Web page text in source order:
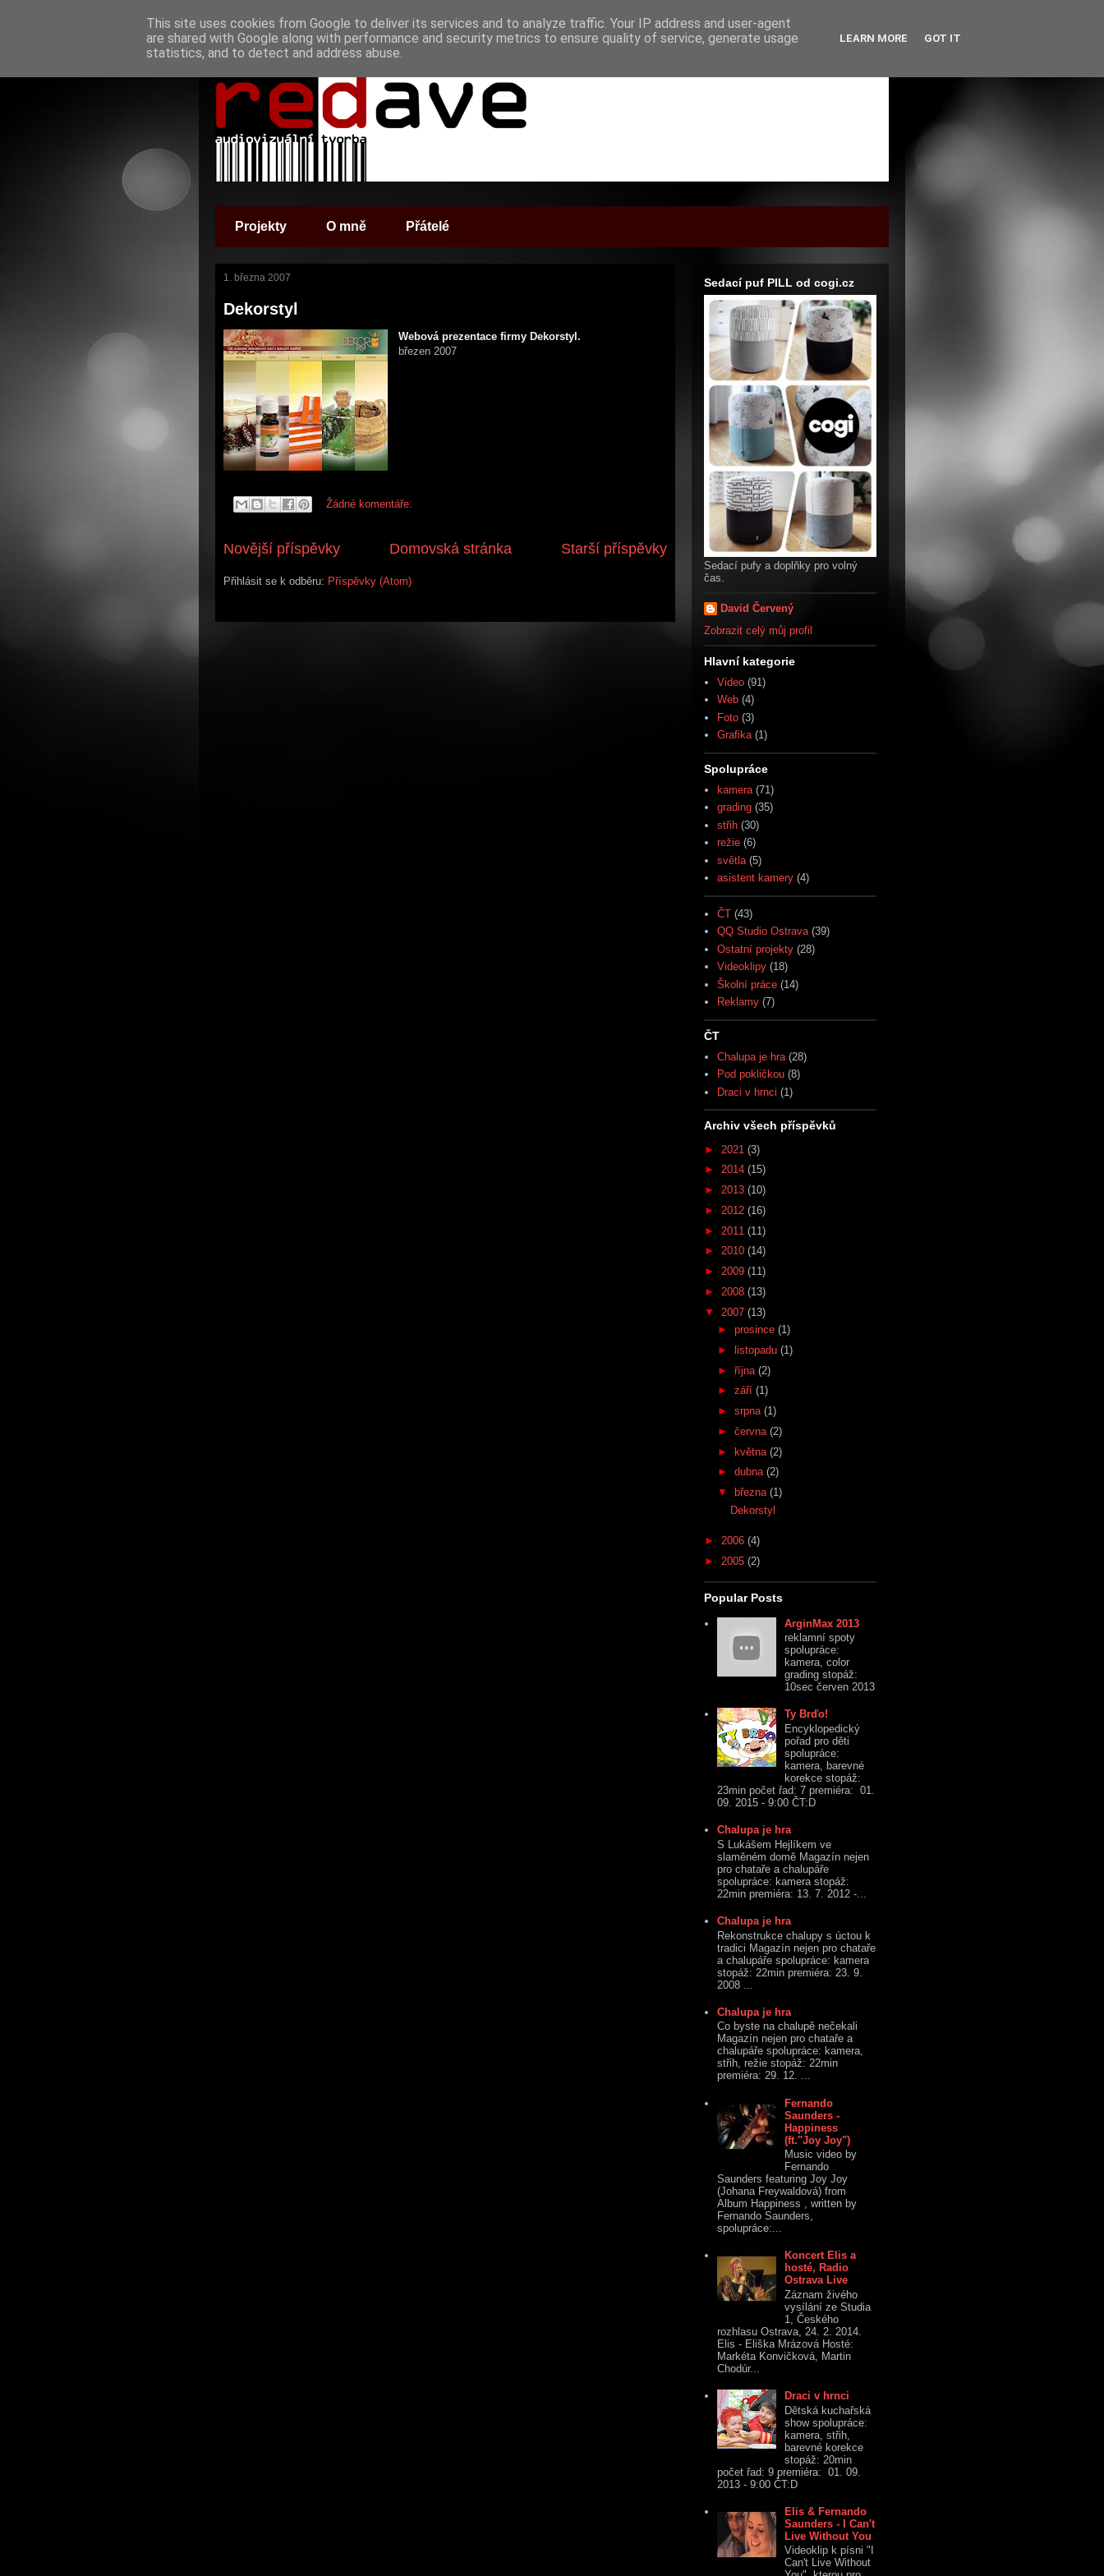
Projekty O mně Přátelé
1. března 2007
Dekorstyl
Webová prezentace firmy Dekorstyl.
březen 2007
Žádné komentáře:
Novější příspěvky Starší příspěvky
Domovská stránka
Přihlásit se k odběru: Příspěvky (Atom)
Sedací puf PILL od cogi.cz
Sedací pufy a doplňky pro volný
čas.
David Červený
Zobrazit celý můj profil
Hlavní kategorie
Video (91)
Web (4)
Foto (3)
Grafika (1)
Spolupráce
kamera (71)
grading (35)
střih (30)
režie (6)
světla (5)
asistent kamery (4)
ČT (43)
QQ Studio Ostrava (39)
Ostatní projekty (28)
Videoklipy (18)
Školní práce (14)
Reklamy (7)
ČT
Chalupa je hra (28)
Pod pokličkou (8)
Draci v hrnci (1)
Archiv všech příspěvků
► 2021 (3)
► 2014 (15)
► 2013 (10)
► 2012 (16)
► 2011 (11)
► 2010 (14)
► 2009 (11)
► 2008 (13)
▼ 2007 (13)
► prosince (1)
►
listopadu (1)
► října (2)
► září (1)
► srpna (1)
► června (2)
► května (2)
► dubna (2)
▼
března (1)
Dekorstyl
► 2006 (4)
► 2005 (2)
Popular Posts
ArginMax 2013
reklamní spoty
spolupráce:
kamera, color
grading stopáž:
10sec červen 2013
Ty Brďo!
Encyklopedický
pořad pro děti
spolupráce:
kamera, barevné
korekce stopáž:
23min počet řad: 7 premiéra: 01.
09. 2015 - 9:00 ČT:D
Chalupa je hra
S Lukášem Hejlíkem ve
slaměném domě Magazín nejen
pro chataře a chalupáře
spolupráce: kamera stopáž:
22min premiéra: 13. 7. 2012 -...
Chalupa je hra
Rekonstrukce chalupy s úctou k
tradici Magazín nejen pro chataře
a chalupáře spolupráce: kamera
stopáž: 22min premiéra: 23. 9.
2008 ...
Chalupa je hra
Co byste na chalupě nečekali
Magazín nejen pro chataře a
chalupáře spolupráce: kamera,
střih, režie stopáž: 22min
premiéra: 29. 12. ...
Fernando
Saunders -
Happiness
(ft."Joy Joy")
Music video by
Fernando
Saunders featuring Joy Joy
(Johana Freywaldová) from
Album Happiness , written by
Fernando Saunders,
spolupráce:...
Koncert Elis a
hosté, Radio
Ostrava Live
Záznam živého
vysílání ze Studia
1, Českého
rozhlasu Ostrava, 24. 2. 2014.
Elis - Eliška Mrázová Hosté:
Markéta Konvičková, Martin
Chodúr...
Draci v hrnci
Dětská kuchařská
show spolupráce:
kamera, střih,
barevné korekce
stopáž: 20min
počet řad: 9 premiéra: 01. 09.
2013 - 9:00 ČT:D
Elis & Fernando
Saunders - I Can't
Live Without You
Videoklip k písni "I
Can't Live Without
This site uses cookies from Google to deliver its services and to analyze traffic. Your IP address and user-agent
are shared with Google along with performance and security metrics to ensure quality of service, generate usage
statistics, and to detect and address abuse.
LEARN MORE GOT IT